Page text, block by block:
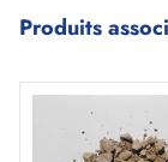
Produits